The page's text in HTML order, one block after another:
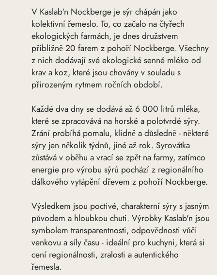
V Kaslab'n Nockberge je sýr chápán jako
kolektivní řemeslo. To, co začalo na čtyřech
ekologických farmách, je dnes družstvem
přibližně 20 farem z pohoří Nockberge. Všechny
z nich dodávají své ekologické senné mléko od
krav a koz, které jsou chovány v souladu s
přirozeným rytmem ročních období.
Každé dva dny se dodává až 6 000 litrů mléka,
které se zpracovává na horské a polotvrdé sýry.
Zrání probíhá pomalu, klidně a důsledně - některé
sýry jen několik týdnů, jiné až rok. Syrovátka
zůstává v oběhu a vrací se zpět na farmy, zatímco
energie pro výrobu sýrů pochází z regionálního
dálkového vytápění dřevem z pohoří Nockberge.
Výsledkem jsou poctivé, charakterní sýry s jasným
původem a hloubkou chuti. Výrobky Kaslab'n jsou
symbolem transparentnosti, odpovědnosti vůči
venkovu a síly času - ideální pro kuchyni, která si
cení regionálnosti, zralosti a autentického
řemesla.